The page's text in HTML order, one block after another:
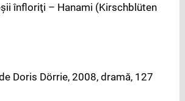
înfloriţi – Hanami (Kirschblüten
Doris Dörrie, 2008, dramă, 127